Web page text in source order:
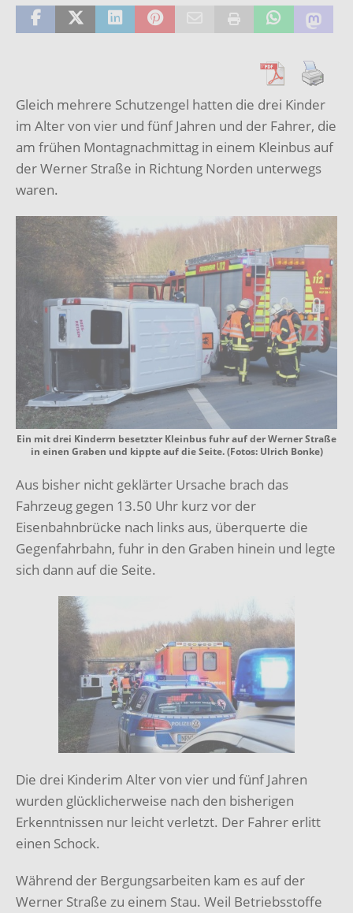
Gleich mehrere Schutzengel hatten die drei Kinder
im Alter von vier und fünf Jahren und der Fahrer, die
am frühen Montagnachmittag in einem Kleinbus auf
der Werner Straße in Richtung Norden unterwegs
waren.
Ein mit drei Kinderrn besetzter Kleinbus fuhr auf der Werner Straße
in einen Graben und kippte auf die Seite. (Fotos: Ulrich Bonke)
Aus bisher nicht geklärter Ursache brach das
Fahrzeug gegen 13.50 Uhr kurz vor der
Eisenbahnbrücke nach links aus, überquerte die
Gegenfahrbahn, fuhr in den Graben hinein und legte
sich dann auf die Seite.
Die drei Kinderim Alter von vier und fünf Jahren
wurden glücklicherweise nach den bisherigen
Erkenntnissen nur leicht verletzt. Der Fahrer erlitt
einen Schock.
Während der Bergungsarbeiten kam es auf der
Werner Straße zu einem Stau. Weil Betriebsstoffe